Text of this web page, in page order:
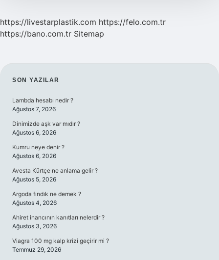
https://livestarplastik.com https://felo.com.tr
https://bano.com.tr Sitemap
SIDEBAR
SON YAZILAR
Lambda hesabı nedir ?
Ağustos 7, 2026
Dinimizde aşk var mıdır ?
Ağustos 6, 2026
Kumru neye denir ?
Ağustos 6, 2026
Avesta Kürtçe ne anlama gelir ?
Ağustos 5, 2026
Argoda fındık ne demek ?
Ağustos 4, 2026
Ahiret inancının kanıtları nelerdir ?
Ağustos 3, 2026
Viagra 100 mg kalp krizi geçirir mi ?
Temmuz 29, 2026